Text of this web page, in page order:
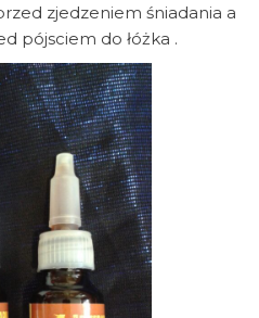
zjedzeniem śniadania a
pójsciem do łóżka .